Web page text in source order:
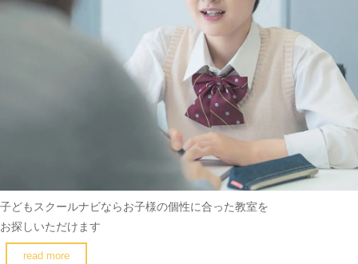
子どもスクールナビならお子様の個性に合った教室を
お探しいただけます
read more